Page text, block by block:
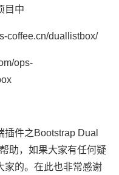
目中
coffee.cn/duallistbox/
ops-
件之Bootstrap Dual
助，如果大家有任何疑
家的。在此也非常感谢